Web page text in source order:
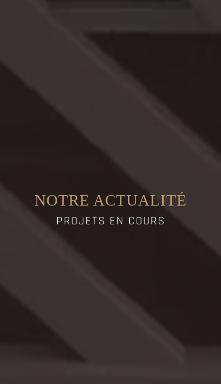
NOTRE ACTUALITÉ
PROJETS EN COURS